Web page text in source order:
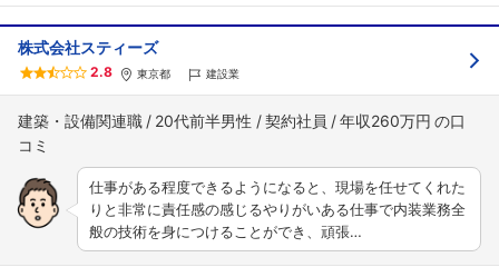
株式会社スティーズ
2.8 東京都 建設業
建築・設備関連職 20代前半男性 契約社員 年収260万円
仕事がある程度できるようになると、現場を任せてくれた
りと非常に責任感の感じるやりがいある仕事で内装業務全
般の技術を身につけることができ、頑張…